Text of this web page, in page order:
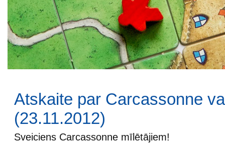
Atskaite par Carcassonne
(23.11.2012)
Sveiciens Carcassonne mīlētājiem!